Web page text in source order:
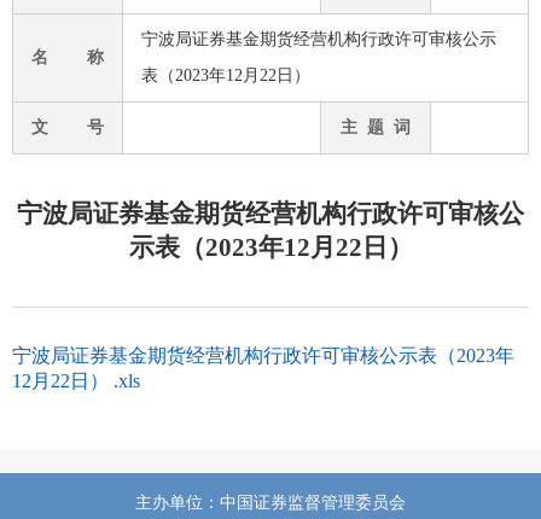
名 称
宁波局证券基金期货经营机构行政许可审核公示
表（2023年12月22日）
文 号 主 题 词
宁波局证券基金期货经营机构行政许可审核公
示表（2023年12月22日）
宁波局证券基金期货经营机构行政许可审核公示表（2023年
12月22日） .xls
主办单位：中国证券监督管理委员会